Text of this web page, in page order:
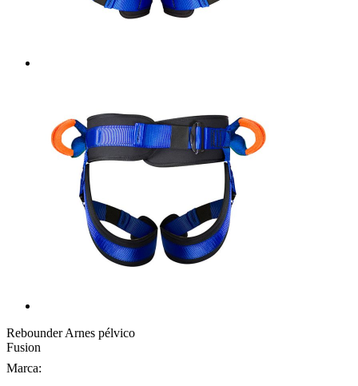
Rebounder Arnes pélvico
Fusion
Marca: